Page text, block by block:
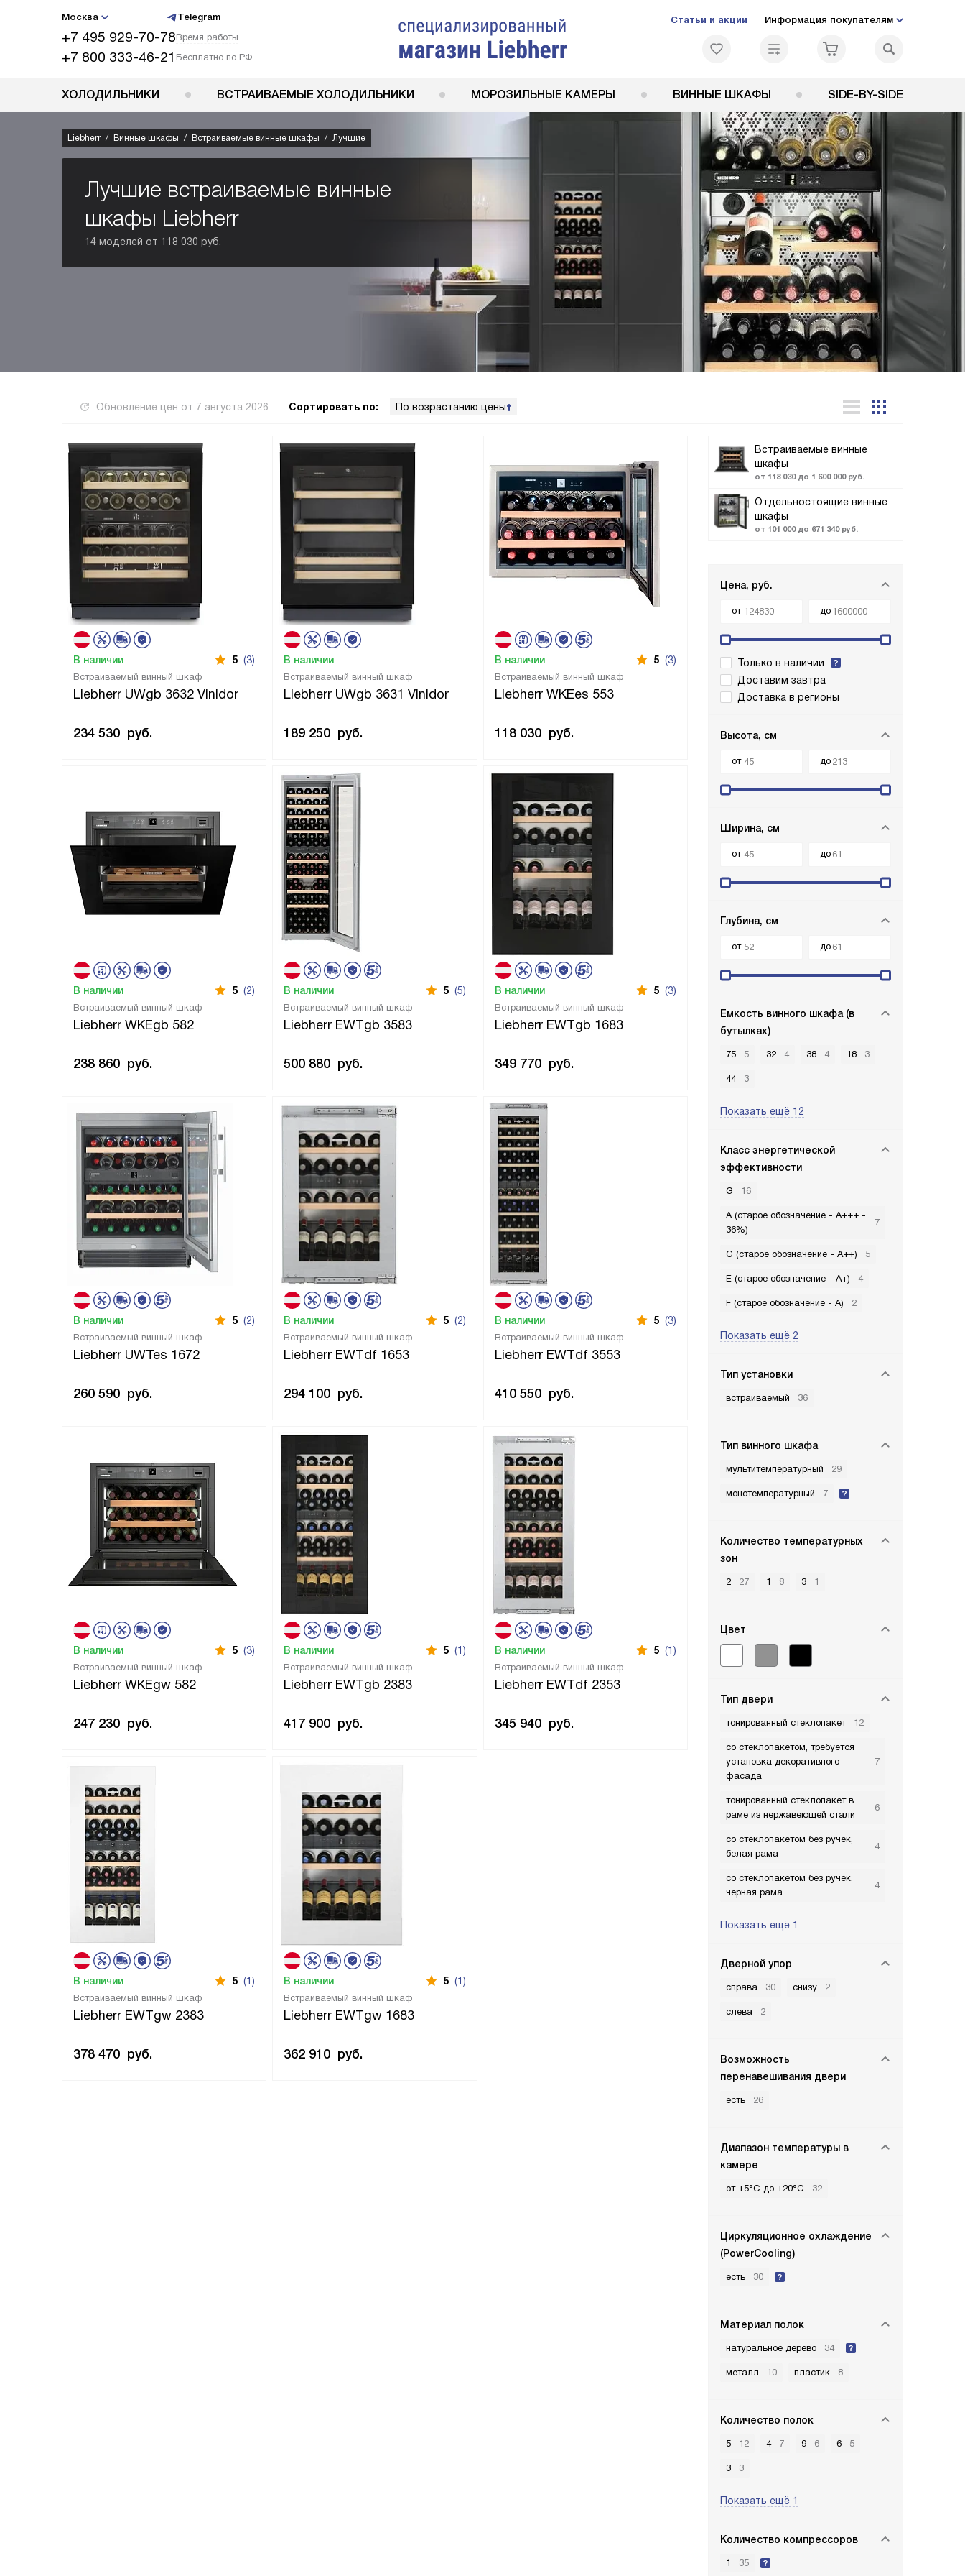
Москва Telegram
+7 495 929-70-78Время работы
+7 800 333-46-21 Бесплатно по РФ
Статьи и акции Информация покупателям
ХОЛОДИЛЬНИКИ ВСТРАИВАЕМЫЕ ХОЛОДИЛЬНИКИ МОРОЗИЛЬНЫЕ КАМЕРЫ ВИННЫЕ ШКАФЫ SIDE-BY-SIDE
Liebherr Винные шкафы Встраиваемые винные шкафы Лучшие
Лучшие встраиваемые винные
шкафы Liebherr
14 моделей от 118 030 руб.
Обновление цен от 7 августа 2026 Сортировать по: По возрастанию цены
Встраиваемые винные
шкафы
от 118 030 до 1 600 000 руб.
Отдельностоящие винные
шкафы
от 101 000 до 671 340 руб.
Цена, руб.
от до
Только в наличии
Доставим завтра
Доставка в регионы
Высота, см
от до
Ширина, см
от до
Глубина, см
от до
Емкость винного шкафа (в
бутылках)
75 5 32 4 38 4 18 3
44 3
Показать ещё 12
Класс энергетической
эффективности
G 16
A (старое обозначение - A+++ -
36%)
7
C (старое обозначение - A++) 5
E (старое обозначение - A+) 4
F (старое обозначение - A) 2
Показать ещё 2
Тип установки
встраиваемый 36
Тип винного шкафа
мультитемпературный 29
монотемпературный 7
Количество температурных
зон
2 27 1 8 3 1
Цвет
Тип двери
тонированный стеклопакет 12
со стеклопакетом, требуется
установка декоративного
фасада
7
тонированный стеклопакет в
раме из нержавеющей стали
6
со стеклопакетом без ручек,
белая рама
4
со стеклопакетом без ручек,
черная рама
4
Показать ещё 1
Дверной упор
справа 30 снизу 2
слева 2
Возможность
перенавешивания двери
есть 26
Диапазон температуры в
камере
от +5°C до +20°C 32
Циркуляционное охлаждение
(PowerCooling)
есть 30
Материал полок
натуральное дерево 34
металл 10 пластик 8
Количество полок
5 12 4 7 9 6 6 5
3 3
Показать ещё 1
Количество компрессоров
1 35
Встраиваемый винный шкаф
Liebherr UWgb 3632 Vinidor
В наличии 5 (3)
234 530 руб.
Встраиваемый винный шкаф
Liebherr UWgb 3631 Vinidor
В наличии
189 250 руб.
Встраиваемый винный шкаф
Liebherr WKEes 553
В наличии 5 (3)
118 030 руб.
Встраиваемый винный шкаф
Liebherr WKEgb 582
В наличии 5 (2)
238 860 руб.
Встраиваемый винный шкаф
Liebherr EWTgb 3583
В наличии 5 (5)
500 880 руб.
Встраиваемый винный шкаф
Liebherr EWTgb 1683
В наличии 5 (3)
349 770 руб.
Встраиваемый винный шкаф
Liebherr UWTes 1672
В наличии 5 (2)
260 590 руб.
Встраиваемый винный шкаф
Liebherr EWTdf 1653
В наличии 5 (2)
294 100 руб.
Встраиваемый винный шкаф
Liebherr EWTdf 3553
В наличии 5 (3)
410 550 руб.
Встраиваемый винный шкаф
Liebherr WKEgw 582
В наличии 5 (3)
247 230 руб.
Встраиваемый винный шкаф
Liebherr EWTgb 2383
В наличии 5 (1)
417 900 руб.
Встраиваемый винный шкаф
Liebherr EWTdf 2353
В наличии 5 (1)
345 940 руб.
Встраиваемый винный шкаф
Liebherr EWTgw 2383
В наличии 5 (1)
378 470 руб.
Встраиваемый винный шкаф
Liebherr EWTgw 1683
В наличии 5 (1)
362 910 руб.